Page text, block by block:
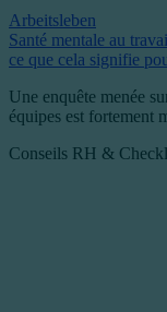
Arbeitsleben
Santé mentale au
ce que cela signifie
Une enquête menée
équipes est fortement
Conseils RH &